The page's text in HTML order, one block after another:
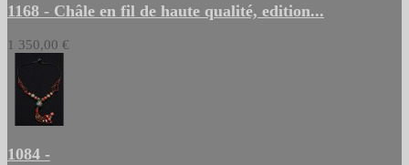
1168 - Châle en fil de haute qualité, edition...
1 350,00 €
1084 -